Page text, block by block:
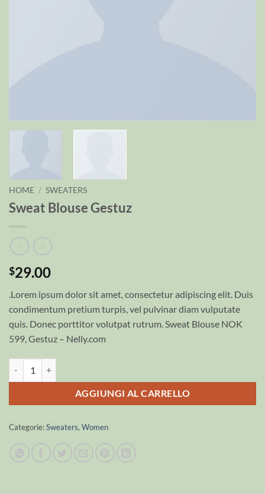
HOME / SWEATERS
Sweat Blouse Gestuz
$29.00
.Lorem ipsum dolor sit amet, consectetur adipiscing elit. Duis
condimentum pretium turpis, vel pulvinar diam vulputate
quis. Donec porttitor volutpat rutrum. Sweat Blouse NOK
599, Gestuz – Nelly.com
AGGIUNGI AL CARRELLO
Categorie:Sweaters, Women